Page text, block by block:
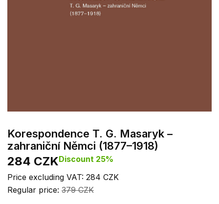
Korespondence T. G. Masaryk –
zahraniční Němci (1877–1918)
284 CZKDiscount 25%
Price excluding VAT: 284 CZK
Regular price: 379 CZK